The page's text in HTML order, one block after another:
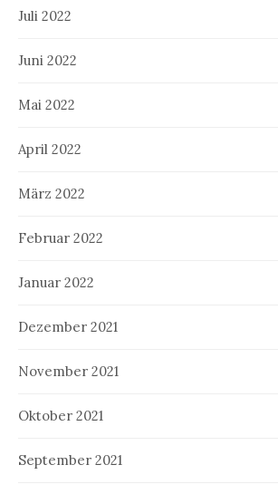
Juli 2022
Juni 2022
Mai 2022
April 2022
März 2022
Februar 2022
Januar 2022
Dezember 2021
November 2021
Oktober 2021
September 2021